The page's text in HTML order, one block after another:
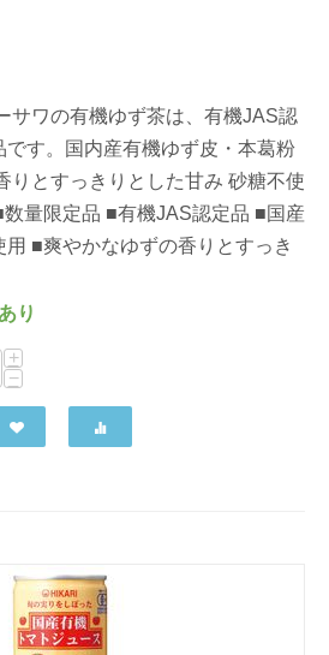
サワの有機ゆず茶は、有機JAS認
です。国内産有機ゆず皮・本葛粉
りとすっきりとした甘み 砂糖不使
量限定品 ■有機JAS認定品 ■国産
■爽やかなゆずの香りとすっき
り
+
−